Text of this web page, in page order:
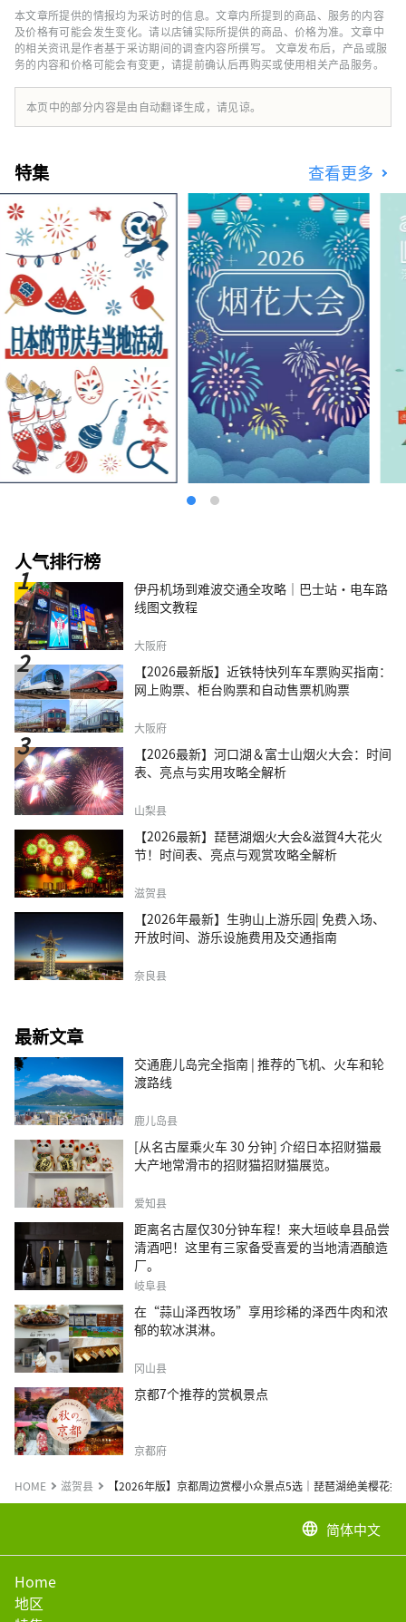
暖和日本文化。
让人感觉置身于森林温泉的温泉，以及使用精心
挑选的时令食材（包括日本三大和牛品牌之一的
“认证近江牛肉”）烹制的京都风格怀石料理。
虽然距离京都仅有 20 分钟的火车车程，但这座
旅馆被琵琶湖和平良山脉所环绕，让您可以感受
到大自然的温暖和日本文化。
本文章所提供的情报均为采访时的信息。文章内所提到的商品、服务的内容
及价格有可能会发生变化。请以店铺实际所提供的商品、价格为准。文章中
的相关资讯是作者基于采访期间的调查内容所撰写。 文章发布后，产品或服
务的内容和价格可能会有变更，请提前确认后再购买或使用相关产品服务。
本页中的部分内容是由自动翻译生成，请见谅。
特集 查看更多
人气排行榜
伊丹机场到难波交通全攻略｜巴士站・电车路
线图文教程
大阪府
【2026最新版】近铁特快列车车票购买指南：
网上购票、柜台购票和自动售票机购票
大阪府
【2026最新】河口湖＆富士山烟火大会：时间
表、亮点与实用攻略全解析
山梨县
【2026最新】琵琶湖烟火大会&滋賀4大花火
节！时间表、亮点与观赏攻略全解析
滋贺县
【2026年最新】生驹山上游乐园| 免费入场、
开放时间、游乐设施费用及交通指南
奈良县
最新文章
交通鹿儿岛完全指南 | 推荐的飞机、火车和轮
渡路线
鹿儿岛县
[从名古屋乘火车 30 分钟] 介绍日本招财猫最
大产地常滑市的招财猫招财猫展览。
爱知县
距离名古屋仅30分钟车程！来大垣岐阜县品尝
清酒吧！这里有三家备受喜爱的当地清酒酿造
厂。
岐阜县
在“蒜山泽西牧场”享用珍稀的泽西牛肉和浓
郁的软冰淇淋。
冈山县
京都7个推荐的赏枫景点
京都府
HOME 滋贺县 【2026年版】京都周边赏樱小众景点5选｜琵琶湖绝美樱花
language 简体中文
Home
地区